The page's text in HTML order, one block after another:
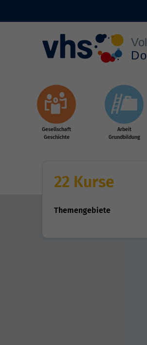
Gesellschaft
Geschichte
Arbeit
Grundbildung
22 Kurse
Themengebiete